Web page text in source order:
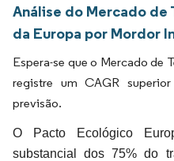
Análise do Mercado
da Europa por Mordor
Espera-se que o Mercado de
registre um CAGR
previsão.
O Pacto Ecológico
substancial dos 75% do